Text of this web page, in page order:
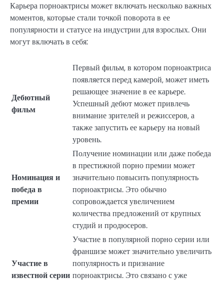
Карьера порноактрисы может включать несколько важных
моментов, которые стали точкой поворота в ее
популярности и статусе на индустрии для взрослых. Они
могут включать в себя:
Дебютный
фильм
Первый фильм, в котором порноактриса
появляется перед камерой, может иметь
решающее значение в ее карьере.
Успешный дебют может привлечь
внимание зрителей и режиссеров, а
также запустить ее карьеру на новый
уровень.
Номинация и
победа в
премии
Получение номинации или даже победа
в престижной порно премии может
значительно повысить популярность
порноактрисы. Это обычно
сопровождается увеличением
количества предложений от крупных
студий и продюсеров.
Участие в
известной серии
Участие в популярной порно серии или
франшизе может значительно увеличить
популярность и признание
порноактрисы. Это связано с уже